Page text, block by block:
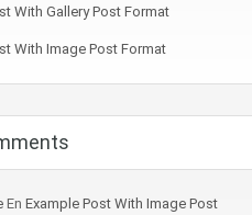
With Gallery Post Format
With Image Post Format
En Example Post With Image Post